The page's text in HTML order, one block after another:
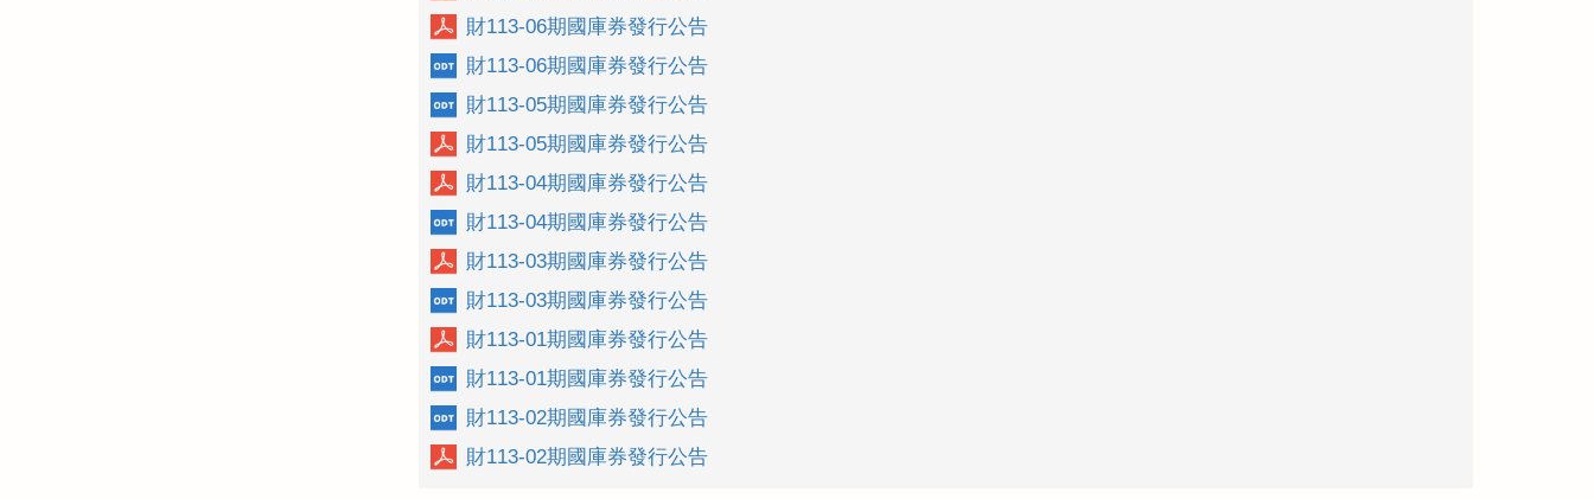
財113-06期國庫券發行公告
財113-06期國庫券發行公告
財113-05期國庫券發行公告
財113-05期國庫券發行公告
財113-04期國庫券發行公告
財113-04期國庫券發行公告
財113-03期國庫券發行公告
財113-03期國庫券發行公告
財113-01期國庫券發行公告
財113-01期國庫券發行公告
財113-02期國庫券發行公告
財113-02期國庫券發行公告